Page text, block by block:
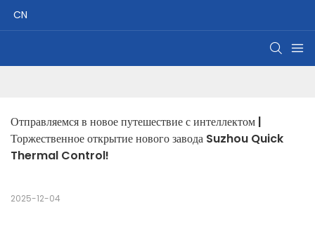
CN
Отправляемся в новое путешествие с интеллектом |
Торжественное открытие нового завода Suzhou Quick
Thermal Control!
2025-12-04